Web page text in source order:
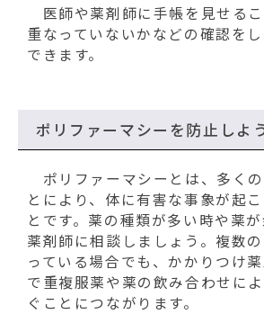
医師や薬剤師に手帳を見せる
重なっていないかなどの確認を
できます。
ポリファーマシーを防止しよ
ポリファーマシーとは、多く
とにより、体に有害な事象が起
とです。薬の種類が多い時や薬が
薬剤師に相談しましょう。複数
っている場合でも、かかりつけ
で重複服薬や薬の飲み合わせに
ぐことにつながります。